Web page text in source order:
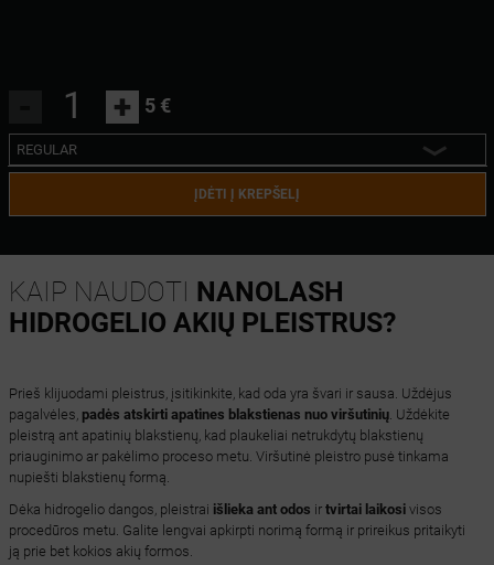
+ 5 €
REGULAR
ĮDĖTI Į KREPŠELĮ
KAIP NAUDOTI NANOLASH
HIDROGELIO AKIŲ PLEISTRUS?
Prieš klijuodami pleistrus, įsitikinkite, kad oda yra švari ir sausa. Uždėjus
pagalvėles, padės atskirti apatines blakstienas nuo viršutinių. Uždėkite
pleistrą ant apatinių blakstienų, kad plaukeliai netrukdytų blakstienų
priauginimo ar pakėlimo proceso metu. Viršutinė pleistro pusė tinkama
nupiešti blakstienų formą.
Dėka hidrogelio dangos, pleistrai išlieka ant odos ir tvirtai laikosivisos
procedūros metu. Galite lengvai apkirpti norimą formą ir prireikus pritaikyti
ją prie bet kokios akių formos.